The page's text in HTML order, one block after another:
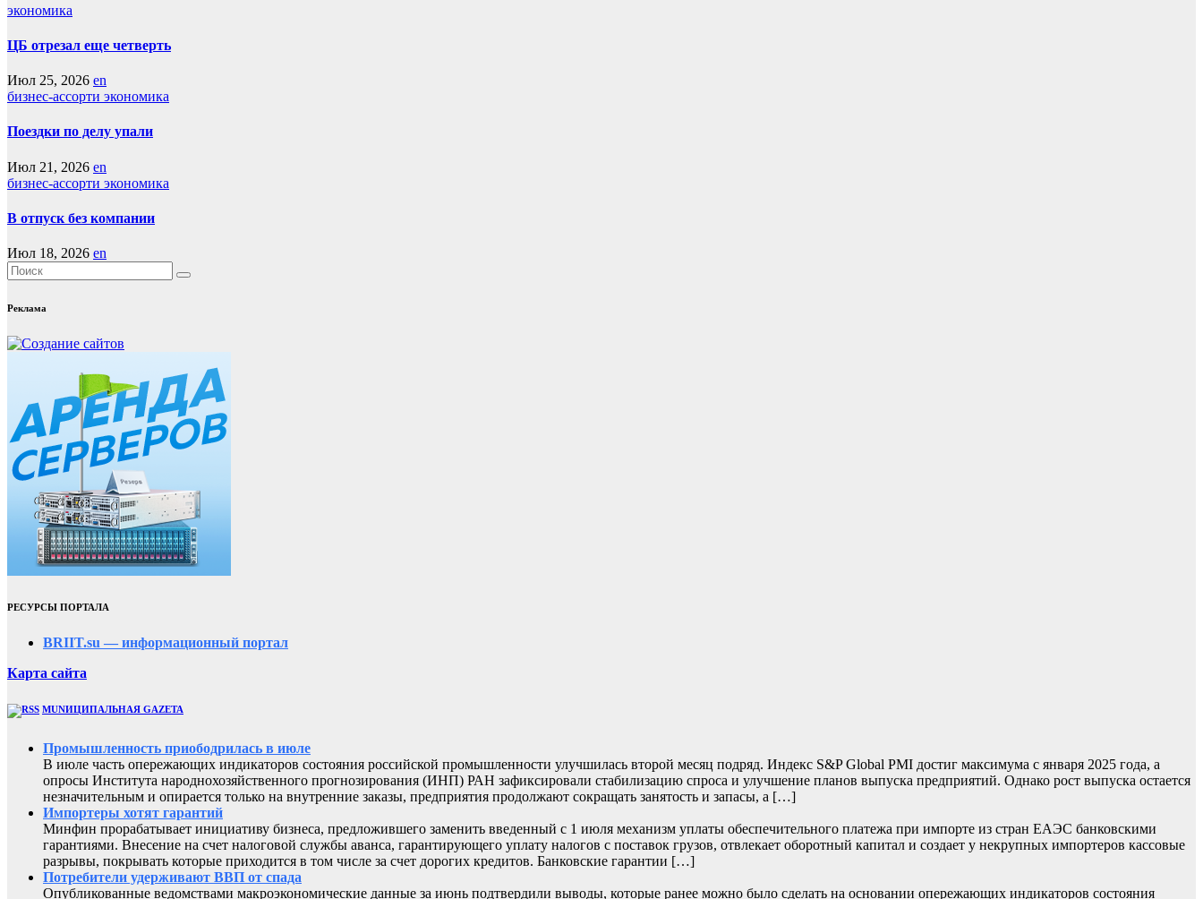
экономика
ЦБ отрезал еще четверть
Июл 25, 2026 en
бизнес-ассорти экономика
Поездки по делу упали
Июл 21, 2026 en
бизнес-ассорти экономика
В отпуск без компании
Июл 18, 2026 en
Реклама
РЕСУРСЫ ПОРТАЛА
BRIIT.su — информационный портал
Карта сайта
MUNИЦИПАЛЬНАЯ GAZЕТА
Промышленность приободрилась в июле
В июле часть опережающих индикаторов состояния российской промышленности улучшилась второй месяц подряд. Индекс S&P Global PMI достиг максимума с января 2025 года, а
опросы Института народнохозяйственного прогнозирования (ИНП) РАН зафиксировали стабилизацию спроса и улучшение планов выпуска предприятий. Однако рост выпуска остается
незначительным и опирается только на внутренние заказы, предприятия продолжают сокращать занятость и запасы, а […]
Импортеры хотят гарантий
Минфин прорабатывает инициативу бизнеса, предложившего заменить введенный с 1 июля механизм уплаты обеспечительного платежа при импорте из стран ЕАЭС банковскими
гарантиями. Внесение на счет налоговой службы аванса, гарантирующего уплату налогов с поставок грузов, отвлекает оборотный капитал и создает у некрупных импортеров кассовые
разрывы, покрывать которые приходится в том числе за счет дорогих кредитов. Банковские гарантии […]
Потребители удерживают ВВП от спада
Опубликованные ведомствами макроэкономические данные за июнь подтвердили выводы, которые ранее можно было сделать на основании опережающих индикаторов состояния